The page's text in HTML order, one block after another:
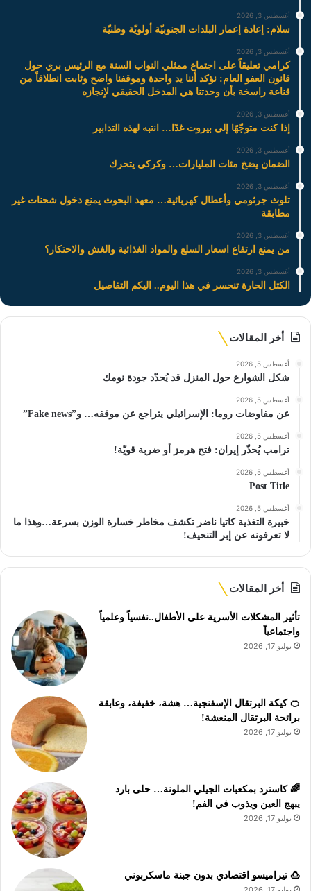
أغسطس 3, 2026
سلام: إعادة إعمار البلدات الجنوبيّة أولويّة وطنيّة
أغسطس 3, 2026
كرامي تعليقاً على اجتماع ممثلي النواب السنة مع الرئيس بري حول
قانون العفو العام: نؤكد أننا يد واحدة وموقفنا واضح وثابت انطلاقاً من
قناعة راسخة بأن وحدتنا هي المدخل الحقيقي لإنجازه
أغسطس 3, 2026
إذا كنت متوجّهًا إلى بيروت غدًا… انتبه لهذه التدابير
أغسطس 3, 2026
الضمان يضخ مئات المليارات… وكركي يتحرك
أغسطس 3, 2026
تلوث جرثومي وأعطال كهربائية… معهد البحوث يمنع دخول شحنات غير
مطابقة
أغسطس 3, 2026
من يمنع ارتفاع اسعار السلع والمواد الغذائية والغش والاحتكار؟
أغسطس 3, 2026
الكتل الحارة تنحسر في هذا اليوم.. اليكم التفاصيل
أخر المقالات
أغسطس 5, 2026
شكل الشوارع حول المنزل قد يُحدّد جودة نومك
أغسطس 5, 2026
عن مفاوضات روما: الإسرائيلي يتراجع عن موقفه… و”Fake news”
أغسطس 5, 2026
ترامب يُحذّر إيران: فتح هرمز أو ضربة قويّة!
أغسطس 5, 2026
Post Title
أغسطس 5, 2026
خبيرة التغذية كاتيا ناضر تكشف مخاطر خسارة الوزن بسرعة…وهذا ما
لا تعرفونه عن إبر التنحيف!
أخر المقالات
تأثير المشكلات الأسرية على الأطفال..نفسياً وعلمياً
واجتماعياً
يوليو 17, 2026
🍊 كيكة البرتقال الإسفنجية… هشة، خفيفة، وعابقة
برائحة البرتقال المنعشة!
يوليو 17, 2026
🌈 كاسترد بمكعبات الجيلي الملونة… حلى بارد
يبهج العين ويذوب في الفم!
يوليو 17, 2026
🍮 تيراميسو اقتصادي بدون جبنة ماسكربوني